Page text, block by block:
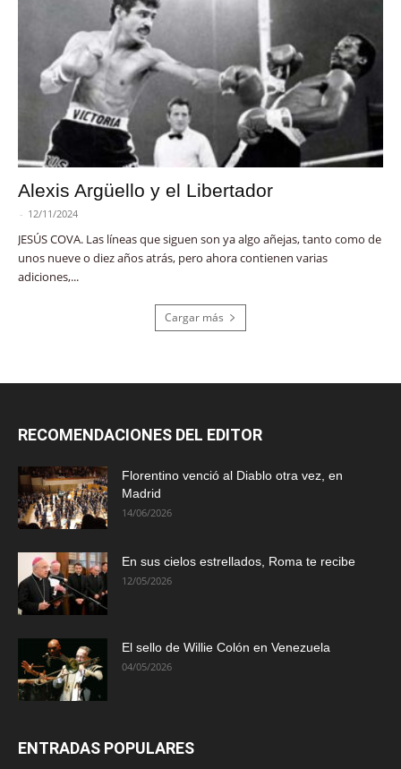
Alexis Argüello y el Libertador
- 12/11/2024
JESÚS COVA. Las líneas que siguen son ya algo añejas, tanto como de
unos nueve o diez años atrás, pero ahora contienen varias
adiciones,...
Cargar más
RECOMENDACIONES DEL EDITOR
Florentino venció al Diablo otra vez, en
Madrid
14/06/2026
En sus cielos estrellados, Roma te recibe
12/05/2026
El sello de Willie Colón en Venezuela
04/05/2026
ENTRADAS POPULARES